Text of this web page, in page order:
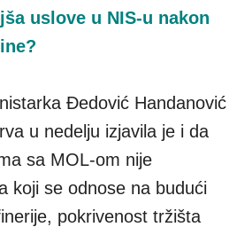
uslove u NIS-u nakon
Đedović Handanović
u nedelju izjavila je i da
sa MOL-om nije
koji se odnose na budući
pokrivenost tržišta